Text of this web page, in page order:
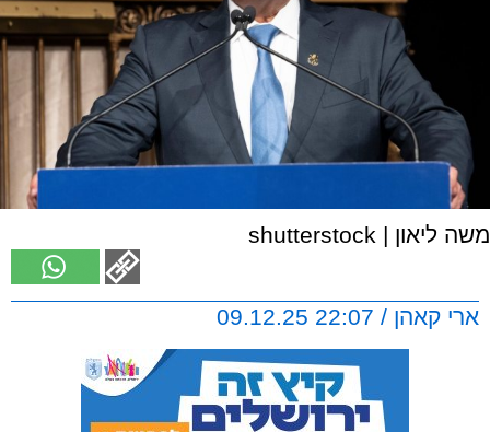
משה ליאון | shutterstock
ארי קאהן / 22:07 09.12.25